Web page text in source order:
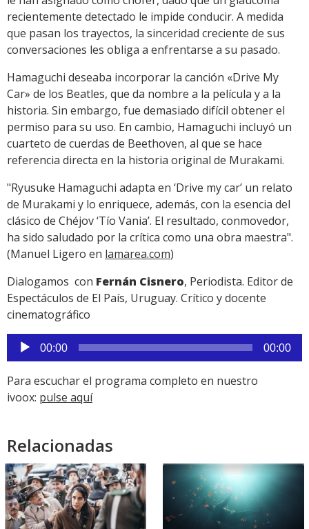
recientemente detectado le impide conducir. A medida
que pasan los trayectos, la sinceridad creciente de sus
conversaciones les obliga a enfrentarse a su pasado.
Hamaguchi deseaba incorporar la canción «Drive My
Car» de los Beatles, que da nombre a la película y a la
historia. Sin embargo, fue demasiado difícil obtener el
permiso para su uso. En cambio, Hamaguchi incluyó un
cuarteto de cuerdas de Beethoven, al que se hace
referencia directa en la historia original de Murakami.
"Ryusuke Hamaguchi adapta en ‘Drive my car’ un relato
de Murakami y lo enriquece, además, con la esencia del
clásico de Chéjov ‘Tío Vania’. El resultado, conmovedor,
ha sido saludado por la crítica como una obra maestra".
(Manuel Ligero en lamarea.com)
Dialogamos con Fernán Cisnero, Periodista. Editor de
Espectáculos de El País, Uruguay. Crítico y docente
cinematográfico
Reproductor
de
audio
00:00 00:00
Para escuchar el programa completo en nuestro
ivoox: pulse aquí
Relacionadas